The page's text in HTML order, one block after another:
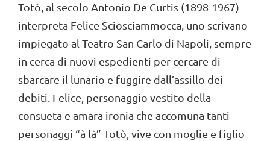
Totò, al secolo Antonio De Curtis (1898-1967)
interpreta Felice Sciosciammocca, uno scrivano
impiegato al Teatro San Carlo di Napoli, sempre
in cerca di nuovi espedienti per cercare di
sbarcare il lunario e fuggire dall’assillo dei
debiti. Felice, personaggio vestito della
consueta e amara ironia che accomuna tanti
personaggi “à là” Totò, vive con moglie e figlio